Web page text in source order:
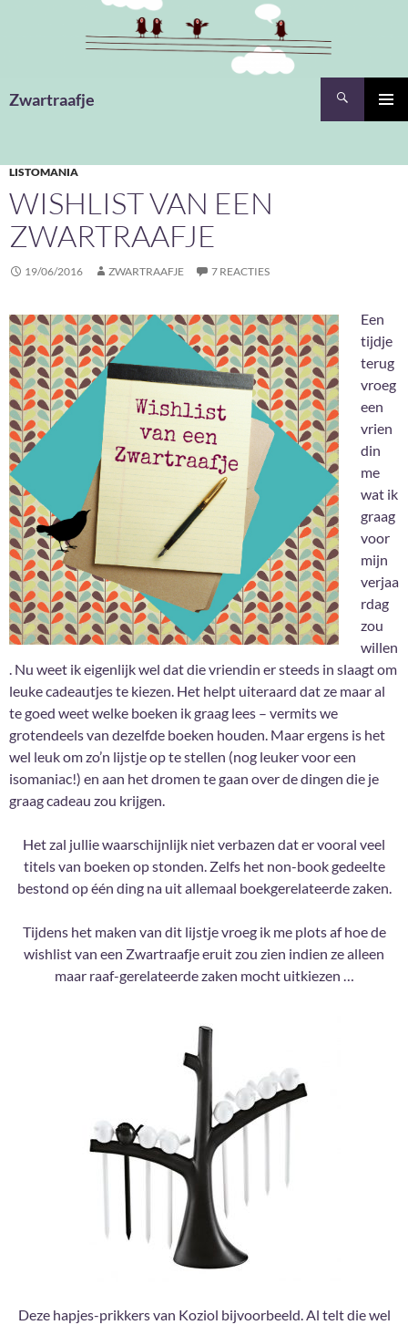
Zwartraafje
LISTOMANIA
WISHLIST VAN EEN
ZWARTRAAFJE
19/06/2016 ZWARTRAAFJE 7 REACTIES
Een
tijdje
terug
vroeg
een
vrien
din
me
wat ik
graag
voor
mijn
verjaa
rdag
zou
willen
. Nu weet ik eigenlijk wel dat die vriendin er steeds in slaagt om
leuke cadeautjes te kiezen. Het helpt uiteraard dat ze maar al
te goed weet welke boeken ik graag lees – vermits we
grotendeels van dezelfde boeken houden. Maar ergens is het
wel leuk om zo’n lijstje op te stellen (nog leuker voor een
isomaniac!) en aan het dromen te gaan over de dingen die je
graag cadeau zou krijgen.
Het zal jullie waarschijnlijk niet verbazen dat er vooral veel
titels van boeken op stonden. Zelfs het non-book gedeelte
bestond op één ding na uit allemaal boekgerelateerde zaken.
Tijdens het maken van dit lijstje vroeg ik me plots af hoe de
wishlist van een Zwartraafje eruit zou zien indien ze alleen
maar raaf-gerelateerde zaken mocht uitkiezen …
Deze hapjes-prikkers van Koziol bijvoorbeeld. Al telt die wel